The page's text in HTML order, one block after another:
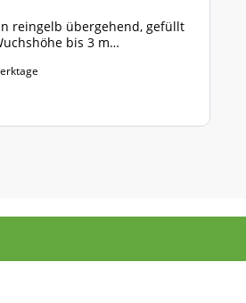
reingelb übergehend, gefüllt
bis 3 m